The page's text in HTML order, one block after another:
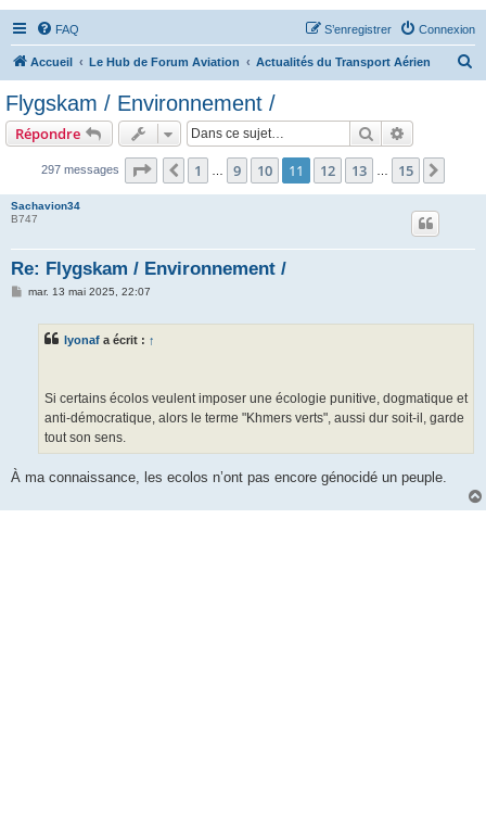
FAQ Connexion
S’enregistrer
Accueil Le Hub de Forum Aviation Actualités du Transport Aérien
Flygskam / Environnement /
Répondre Rechercher
297 messages Page 11 sur 15
Précédente
1 9 10 11 12 13 15
Sachavion34
B747
Re: Flygskam / Environnement /
Mmar. 13 mai 2025, 22:07
lyonaf a écrit : ↑
Si certains écolos veulent imposer une écologie punitive, dogmatique et
anti-démocratique, alors le terme "Khmers verts", aussi dur soit-il, garde
tout son sens.
À ma connaissance, les ecolos n’ont pas encore génocidé un peuple.